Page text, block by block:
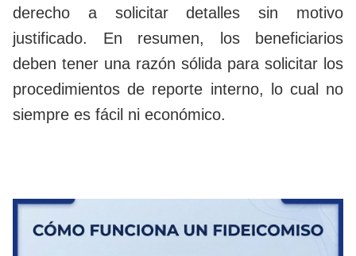
derecho a solicitar detalles sin motivo
justificado. En resumen, los beneficiarios
deben tener una razón sólida para solicitar los
procedimientos de reporte interno, lo cual no
siempre es fácil ni económico.